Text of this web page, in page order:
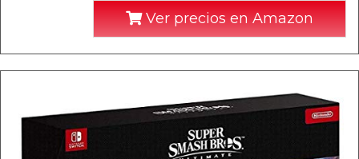
Ver precios en Amazon